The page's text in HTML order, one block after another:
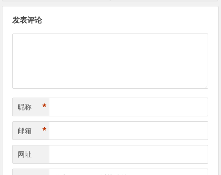
发表评论
昵称 *
邮箱 *
网址